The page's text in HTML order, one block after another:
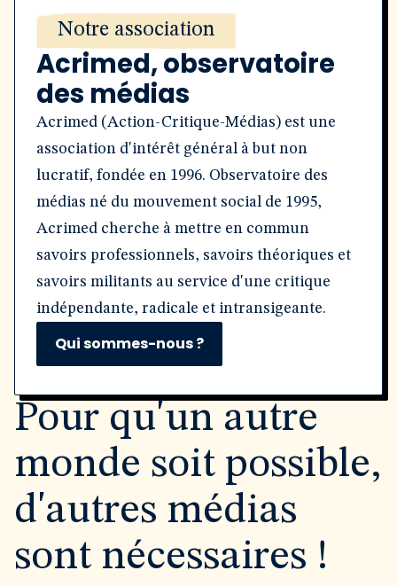
Notre association
Acrimed, observatoire
des médias
Acrimed (Action-Critique-Médias) est une
association d'intérêt général à but non
lucratif, fondée en 1996. Observatoire des
médias né du mouvement social de 1995,
Acrimed cherche à mettre en commun
savoirs professionnels, savoirs théoriques et
savoirs militants au service d'une critique
indépendante, radicale et intransigeante.
Qui sommes-nous ?
Pour qu'un autre
monde soit possible,
d'autres médias
sont nécessaires !